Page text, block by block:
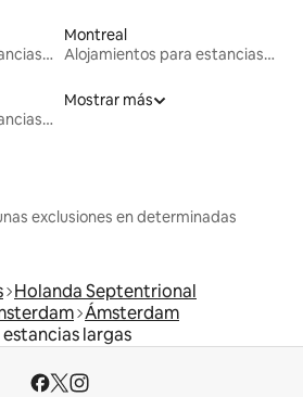
Alojamientos para estancias largas
Montreal
Alojamientos para estancias largas
Alojamientos para estancias largas
Mostrar más
exclusiones en determinadas
Holanda Septentrional
Ámsterdam
largas